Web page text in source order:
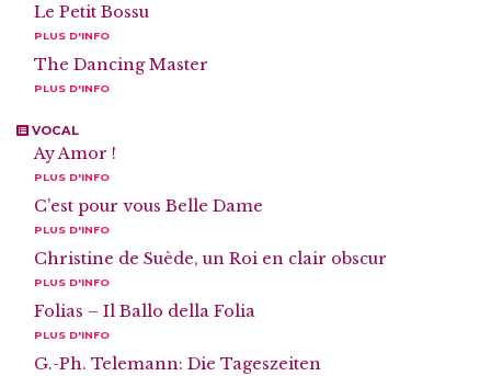
Le Petit Bossu
PLUS D'INFO
The Dancing Master
PLUS D'INFO
VOCAL
Ay Amor !
PLUS D'INFO
C’est pour vous Belle Dame
PLUS D'INFO
Christine de Suède, un Roi en clair obscur
PLUS D'INFO
Folias – Il Ballo della Folia
PLUS D'INFO
G.-Ph. Telemann: Die Tageszeiten